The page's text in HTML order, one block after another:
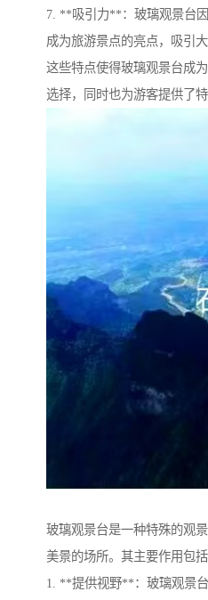
7. **吸引力**：玻璃观景台
成为旅游景点的亮点，吸引
这些特点使得玻璃观景台成
选择，同时也为游客提供了特
玻璃观景台是一种特殊的观
美景的场所。其主要作用包括
1. **提供视野**：玻璃观景